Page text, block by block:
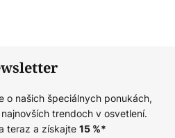
o našich špeciálnych ponukách,
trendoch v osvetlení.
teraz a získajte 15%*